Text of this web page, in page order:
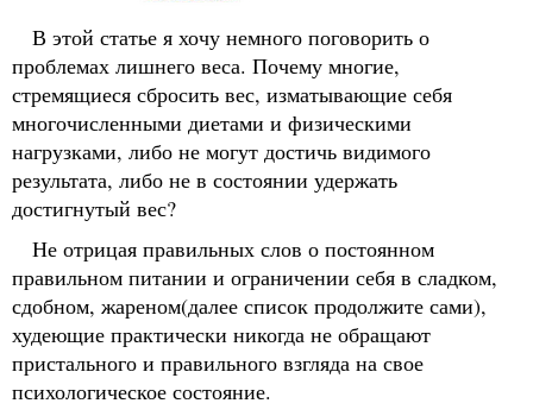
В этой статье я хочу немного поговорить о
проблемах лишнего веса. Почему многие,
стремящиеся сбросить вес, изматывающие себя
многочисленными диетами и физическими
нагрузками, либо не могут достичь видимого
результата, либо не в состоянии удержать
достигнутый вес?
Не отрицая правильных слов о постоянном
правильном питании и ограничении себя в сладком,
сдобном, жареном(далее список продолжите сами),
худеющие практически никогда не обращают
пристального и правильного взгляда на свое
психологическое состояние.